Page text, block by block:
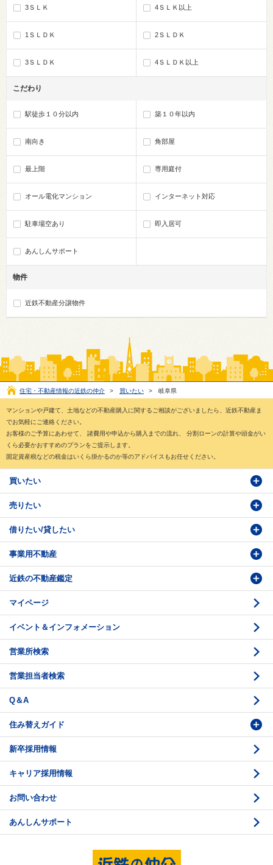
3ＳＬＫ 4ＳＬＫ以上
1ＳＬＤＫ 2ＳＬＤＫ
3ＳＬＤＫ 4ＳＬＤＫ以上
こだわり
駅徒歩１０分以内 築１０年以内
南向き 角部屋
最上階 専用庭付
オール電化マンション インターネット対応
駐車場空あり 即入居可
あんしんサポート
物件
近鉄不動産分譲物件
住宅・不動産情報の近鉄の仲介 > 買いたい > 岐阜県
マンションや戸建て、土地などの不動産購入に関するご相談がございましたら、近鉄不動産ま
でお気軽にご連絡ください。
お客様のご予算にあわせて、 諸費用や申込から購入までの流れ、 分割ローンの計算や頭金がい
くら必要かおすすめのプランをご提示します。
固定資産税などの税金はいくら掛かるのか等のアドバイスもお任せください。
買いたい
物件検索
物件番号検索
投資・事業用検索
購入のお問い合わせ
売りたい
価格査定依頼
売却相談
借りたい/貸したい
賃貸物件検索
学園前賃貸センター
賃貸借のお問い合わせ
事業用不動産
購入・売却の流れ
収益不動産の取扱
底地の資産性
相続と不動産
不動産投資のQ＆A
法人営業センター紹介
近鉄の不動産鑑定
時価評価支援
鑑定評価ご相談例
鑑定評価の流れ
お問い合わせ・ご相談
鑑定センター紹介
マイページ
イベント＆インフォメーション
営業所検索
営業担当者検索
Q＆A
住み替えガイド
価格査定
媒介契約
売却活動
売却諸費用
購入のスケジュール
物件資料の読み方 1
物件資料の読み方 2
現地見学のポイント
新卒採用情報
キャリア採用情報
お問い合わせ
あんしんサポート